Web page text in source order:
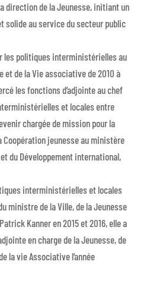
direction de la Jeunesse, initiant un
solide au service du secteur public
les politiques interministérielles au
et de la Vie associative de 2010 à
les fonctions d’adjointe au chef
et locales entre
chargée de mission pour la
jeunesse au ministère
du Développement international,
interministérielles et locales
ministre de la Ville, de la Jeunesse
Kanner en 2015 et 2016, elle a
en charge de la Jeunesse, de
la vie Associative l’année